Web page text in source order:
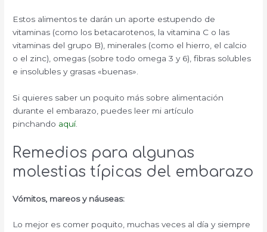
Estos alimentos te darán un aporte estupendo de
vitaminas (como los betacarotenos, la vitamina C o las
vitaminas del grupo B), minerales (como el hierro, el calcio
o el zinc), omegas (sobre todo omega 3 y 6), fibras solubles
e insolubles y grasas «buenas».
Si quieres saber un poquito más sobre alimentación
durante el embarazo, puedes leer mi artículo
pinchando aquí.
Remedios para algunas
molestias típicas del embarazo
Vómitos, mareos y náuseas:
Lo mejor es comer poquito, muchas veces al día y siempre